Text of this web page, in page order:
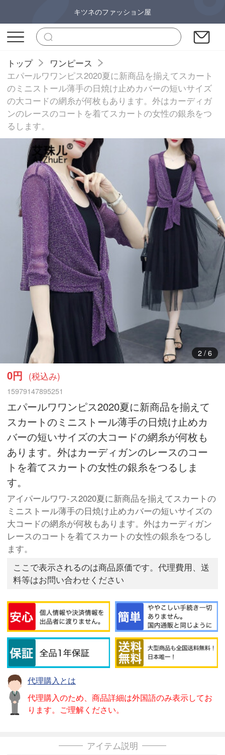
キツネのファッション屋
トップ
ワンピース
エパールワワンピス2020夏に新商品を揃えてスカート
のミニストール薄手の日焼け止めカバーの短いサイズ
の大コードの網糸が何枚もあります。外はカーディガ
ンのレースのコートを着てスカートの女性の銀糸をつ
るします。
3/ 6
0円 (税込み)
15979147895251
エパールワワンピス2020夏に新商品を揃えて
スカートのミニストール薄手の日焼け止めカ
バーの短いサイズの大コードの網糸が何枚も
あります。外はカーディガンのレースのコー
トを着てスカートの女性の銀糸をつるしま
す。
アイパールワワ-ス2020夏に新商品を揃えてスカートの
ミニストール薄手の日焼け止めカバーの短いサイズの
大コードの網糸が何枚もあります。外はカーディガン
レースのコートを着てスカートの女性の銀糸をつるし
ます。
ここで表示されるのは商品原価です。代理費用、送
料等はお問い合わせください
代理購入とは
代理購入のため、商品詳細は外国語のみ表示してお
ります。ご理解ください。
アイテム説明